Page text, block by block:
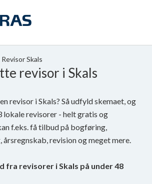
Revisor Skals
revisor i Skals
revisor i Skals? Så udfyld skemaet, og
revisorer - helt gratis og
f.eks. få tilbud på bogføring,
revision og meget mere.
fra revisorer i Skals på under 48